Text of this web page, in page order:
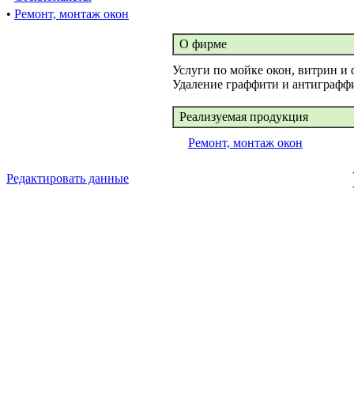
• Ремонт, монтаж окон
О фирме
Услуги по мойке окон, витрин и
Удаление граффити и
Реализуемая продукция
Ремонт, монтаж окон
Редактировать данные